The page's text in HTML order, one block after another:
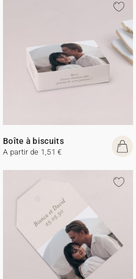
Boîte à biscuits
A partir de 1,51 €